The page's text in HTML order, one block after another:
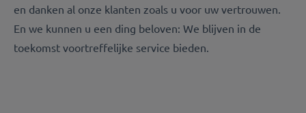
en danken al onze klanten zoals u voor uw vertrouwen.
En we kunnen u een ding beloven: We blijven in de
toekomst voortreffelijke service bieden.